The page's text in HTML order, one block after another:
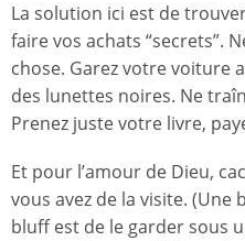
La solution ici est de
faire vos achats “secrets”.
chose. Garez votre voiture
des lunettes noires. Ne
Prenez juste votre livre,
Et pour l’amour de Dieu,
vous avez de la visite.
bluff est de le garder sous